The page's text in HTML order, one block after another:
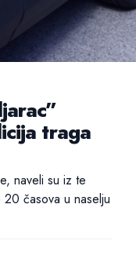
traga
naveli su iz te
časova u naselju